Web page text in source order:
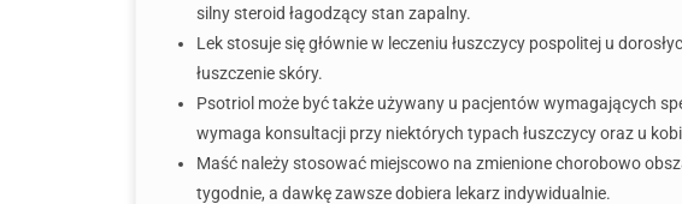
silny steroid łagodzący stan zapalny.
Lek stosuje się głównie w leczeniu łuszczycy pospolitej u
łuszczenie skóry.
Psotriol może być także używany u pacjentów wymagających
wymaga konsultacji przy niektórych typach łuszczycy oraz u
Maść należy stosować miejscowo na zmienione chorobowo
tygodnie, a dawkę zawsze dobiera lekarz indywidualnie.